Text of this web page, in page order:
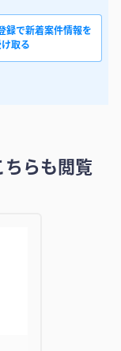
録で新着案件情報を
取る
ちらも閲覧